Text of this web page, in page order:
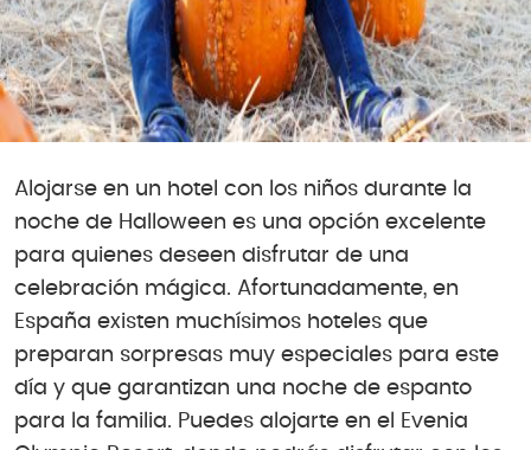
Alojarse en un hotel con los niños durante la
noche de Halloween es una opción excelente
para quienes deseen disfrutar de una
celebración mágica. Afortunadamente, en
España existen muchísimos hoteles que
preparan sorpresas muy especiales para este
día y que garantizan una noche de espanto
para la familia. Puedes alojarte en el Evenia